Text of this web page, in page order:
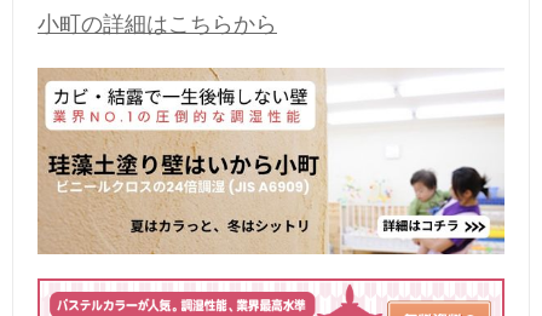
小町の詳細はこちらから